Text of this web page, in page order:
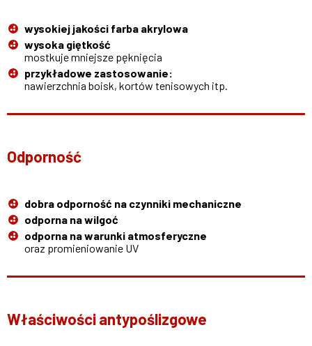
wysokiej jakości farba akrylowa
wysoka giętkość
mostkuje mniejsze pęknięcia
przykładowe zastosowanie:
nawierzchnia boisk, kortów tenisowych itp.
Odporność
dobra odporność na czynniki mechaniczne
odporna na wilgoć
odporna na warunki atmosferyczne
oraz promieniowanie UV
Właściwości antypoślizgowe